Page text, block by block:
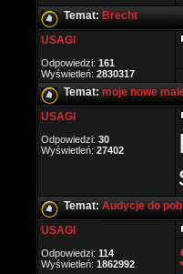
Temat: Brecht
USAGI
Odpowiedzi: 161
Wyświetleń: 2830317
Temat: moje nowe
USAGI
Odpowiedzi: 30
Wyświetleń: 27402
Temat: Audycje do
USAGI
Odpowiedzi: 114
Wyświetleń: 1862992